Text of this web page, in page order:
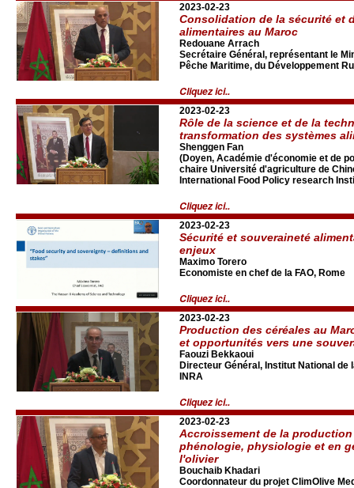
2023-02-23
Consolidation de la sécurité et
alimentaires au Maroc
Redouane Arrach
Secrétaire Général, représentant le
Pêche Maritime, du Développement
Cliquez ici..
2023-02-23
Rôle de la science et de la
transformation des systèmes
Shenggen Fan
(Doyen, Académie d'économie et de
chaire Université d'agriculture de
International Food Policy research
Cliquez ici..
2023-02-23
Sécurité et souveraineté
enjeux
Maximo Torero
Economiste en chef de la FAO, Rome
Cliquez ici..
2023-02-23
Production des céréales au
et opportunités vers une
Faouzi Bekkaoui
Directeur Général, Institut National de
INRA
Cliquez ici..
2023-02-23
Accroissement de la
phénologie, physiologie et en
l'olivier
Bouchaib Khadari
Coordonnateur du projet ClimOlive